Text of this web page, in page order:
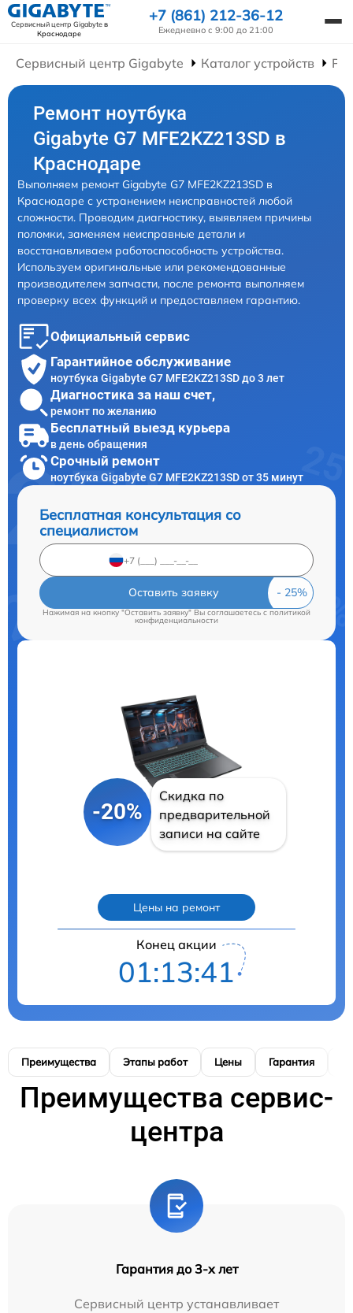
Сервисный центр Gigabyteв
Краснодаре
+7 (861) 212-36-12
Ежедневно с 9:00 до 21:00
Сервисный центр Gigabyte Каталог устройств
Ремонт ноутбука
Gigabyte G7 MFE2KZ213SD в
Краснодаре
Выполняем ремонт Gigabyte G7 MFE2KZ213SD в
Краснодаре с устранением неисправностей любой
сложности. Проводим диагностику, выявляем причины
поломки, заменяем неисправные детали и
восстанавливаем работоспособность устройства.
Используем оригинальные или рекомендованные
производителем запчасти, после ремонта выполняем
проверку всех функций и предоставляем гарантию.
Официальный сервис
Гарантийное обслуживание
ноутбука Gigabyte G7 MFE2KZ213SD до 3 лет
Диагностика за наш счет,
ремонт по желанию
Бесплатный выезд курьера
в день обращения
Срочный ремонт
ноутбука Gigabyte G7 MFE2KZ213SD от 35 минут
Бесплатная консультация со
специалистом
Оставить заявку
Нажимая на кнопку "Оставить заявку" Вы соглашаетесь c политикой
конфиденциальности
-20%
Скидка по
предварительной
записи на сайте
Цены на ремонт
Конец акции
01:13:40
Преимущества Этапы работ Цены Гарантия
Преимущества сервис-
центра
Гарантия до 3-х лет
Сервисный центр устанавливает